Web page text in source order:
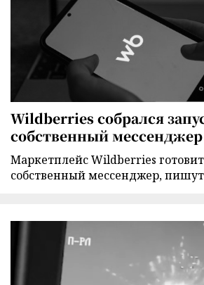
Wildberries собрался
собственный мессенджер
Маркетплейс Wildberries
собственный мессенджер,